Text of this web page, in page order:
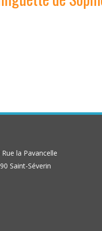
Rue la Pavancelle
Saint-Séverin